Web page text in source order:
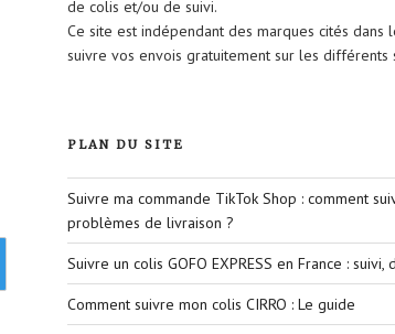
de colis et/ou de suivi.
Ce site est indépendant des marques cités
suivre vos envois gratuitement sur les différents
PLAN DU SITE
Suivre ma commande TikTok Shop : comment
problèmes de livraison ?
Suivre un colis GOFO EXPRESS en France :
Comment suivre mon colis CIRRO : Le guide